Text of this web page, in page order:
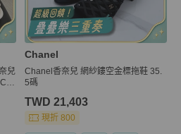
兒
L
Chanel
Chanel香奈兒 網紗鏤空金標拖鞋 35.
5碼
TWD 21,403
現折 800